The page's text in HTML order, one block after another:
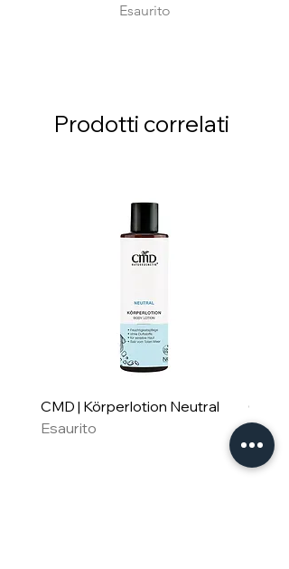
Esaurito
Prodotti correlati
CMD | Körperlotion Neutral
Esaurito
CMD
Neutral